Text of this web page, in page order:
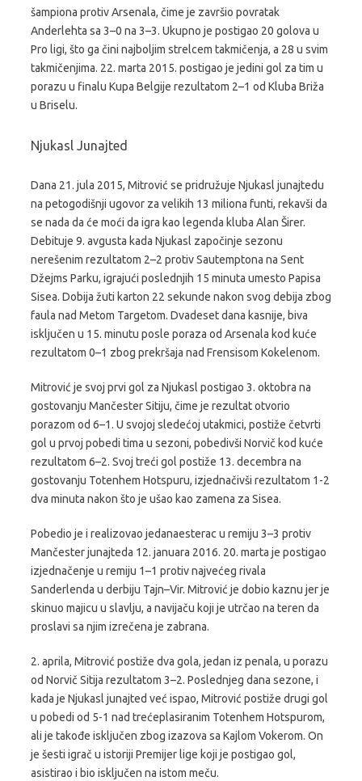
šampiona protiv Arsenala, čime je završio povratak
Anderlehta sa 3–0 na 3–3. Ukupno je postigao 20 golova u
Pro ligi, što ga čini najboljim strelcem takmičenja, a 28 u svim
takmičenjima. 22. marta 2015. postigao je jedini gol za tim u
porazu u finalu Kupa Belgije rezultatom 2–1 od Kluba Briža
u Briselu.
Njukasl Junajted
Dana 21. jula 2015, Mitrović se pridružuje Njukasl junajtedu
na petogodišnji ugovor za velikih 13 miliona funti, rekavši da
se nada da će moći da igra kao legenda kluba Alan Širer.
Debituje 9. avgusta kada Njukasl započinje sezonu
nerešenim rezultatom 2–2 protiv Sautemptona na Sent
Džejms Parku, igrajući poslednjih 15 minuta umesto Papisa
Sisea. Dobija žuti karton 22 sekunde nakon svog debija zbog
faula nad Metom Targetom. Dvadeset dana kasnije, biva
isključen u 15. minutu posle poraza od Arsenala kod kuće
rezultatom 0–1 zbog prekršaja nad Frensisom Kokelenom.
Mitrović je svoj prvi gol za Njukasl postigao 3. oktobra na
gostovanju Mančester Sitiju, čime je rezultat otvorio
porazom od 6–1. U svojoj sledećoj utakmici, postiže četvrti
gol u prvoj pobedi tima u sezoni, pobedivši Norvič kod kuće
rezultatom 6–2. Svoj treći gol postiže 13. decembra na
gostovanju Totenhem Hotspuru, izjednačivši rezultatom 1-2
dva minuta nakon što je ušao kao zamena za Sisea.
Pobedio je i realizovao jedanaesterac u remiju 3–3 protiv
Mančester junajteda 12. januara 2016. 20. marta je postigao
izjednačenje u remiju 1–1 protiv najvećeg rivala
Sanderlenda u derbiju Tajn–Vir. Mitrović je dobio kaznu jer je
skinuo majicu u slavlju, a navijaču koji je utrčao na teren da
proslavi sa njim izrečena je zabrana.
2. aprila, Mitrović postiže dva gola, jedan iz penala, u porazu
od Norvič Sitija rezultatom 3–2. Poslednjeg dana sezone, i
kada je Njukasl junajted već ispao, Mitrović postiže drugi gol
u pobedi od 5-1 nad trećeplasiranim Totenhem Hotspurom,
ali je takođe isključen zbog izazova sa Kajlom Vokerom. On
je šesti igrač u istoriji Premijer lige koji je postigao gol,
asistirao i bio isključen na istom meču.